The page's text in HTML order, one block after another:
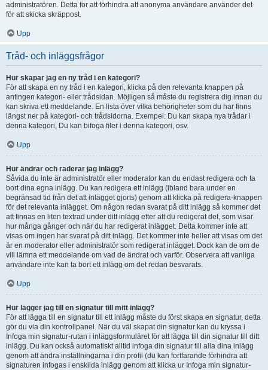
administratören. Detta för att förhindra att anonyma användare använder det
för att skicka skräppost.
Upp
Tråd- och inläggsfrågor
Hur skapar jag en ny tråd i en kategori?
För att skapa en ny tråd i en kategori, klicka på den relevanta knappen på
antingen kategori- eller trådsidan. Möjligen så måste du registrera dig innan du
kan skriva ett meddelande. En lista över vilka behörigheter som du har finns
längst ner på kategori- och trådsidorna. Exempel: Du kan skapa nya trådar i
denna kategori, Du kan bifoga filer i denna kategori, osv.
Upp
Hur ändrar och raderar jag inlägg?
Såvida du inte är administratör eller moderator kan du endast redigera och ta
bort dina egna inlägg. Du kan redigera ett inlägg (ibland bara under en
begränsad tid från det att inlägget gjorts) genom att klicka på redigera-knappen
för det relevanta inlägget. Om någon redan svarat på ditt inlägg så kommer det
att finnas en liten textrad under ditt inlägg efter att du redigerat det, som visar
hur många gånger och när du har redigerat inlägget. Detta kommer inte att
visas om ingen har svarat på ditt inlägg. Det kommer inte heller att visas om det
är en moderator eller administratör som redigerat inlägget. Dock kan de om de
vill lämna ett meddelande om vad de ändrat och varför. Observera att vanliga
användare inte kan ta bort ett inlägg om det redan besvarats.
Upp
Hur lägger jag till en signatur till mitt inlägg?
För att lägga till en signatur till ett inlägg måste du först skapa en signatur, detta
gör du via din kontrollpanel. När du väl skapat din signatur kan du kryssa i
Infoga min signatur-rutan i inläggsformuläret för att lägga till din signatur till ditt
inlägg. Du kan också automatiskt alltid infoga din signatur till alla dina inlägg
genom att ändra inställningarna i din profil (du kan fortfarande förhindra att
signaturen infogas i enskilda inlägg genom att klicka ur Infoga min signatur-